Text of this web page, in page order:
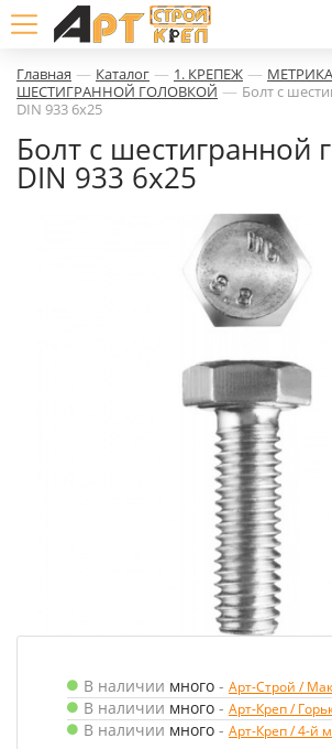
Главная — Каталог — 1. КРЕПЕЖ — МЕТРИКА
ШЕСТИГРАННОЙ ГОЛОВКОЙ — Болт с
DIN 933 6х25
Болт с шестигранной
DIN 933 6х25
В наличии много - Арт-Строй /
В наличии много - Арт-Креп /
В наличии много - Арт-Креп / 4-й